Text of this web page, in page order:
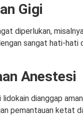
Gigi
diperlukan,
sangat hati-hati
Anestesi
dianggap
pemantauan ketat